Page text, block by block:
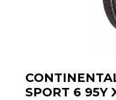
SPORT 6 95Y